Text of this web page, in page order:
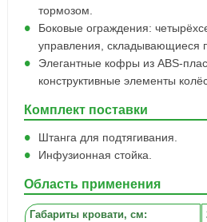
тормозом.
Боковые ограждения:
управления, складывающиеся
Элегантные кофры из АВS-
конструктивные элементы
Комплект поставки
Штанга для подтягивания.
Инфузионная стойка.
Область применения
Габариты кровати, cм: